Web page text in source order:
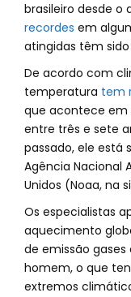
brasileiro desde o
recordes em
atingidas têm
De acordo com
temperatura tem
que acontece em
entre três e sete
passado, ele está
Agência Nacional
Unidos (Noaa, na
Os especialistas
aquecimento
de emissão
homem, o que
extremos